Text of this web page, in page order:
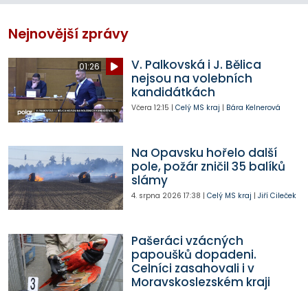
Nejnovější zprávy
01:26
V. Palkovská i J. Bělica
nejsou na volebních
kandidátkách
Včera 12:15 | Celý MS kraj | Bára Kelnerová
Na Opavsku hořelo další
pole, požár zničil 35 balíků
slámy
4. srpna 2026 17:38 | Celý MS kraj | Jiří Cileček
Pašeráci vzácných
papoušků dopadeni.
Celníci zasahovali i v
Moravskoslezském kraji